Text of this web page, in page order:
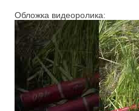
Обложка видеоролика: